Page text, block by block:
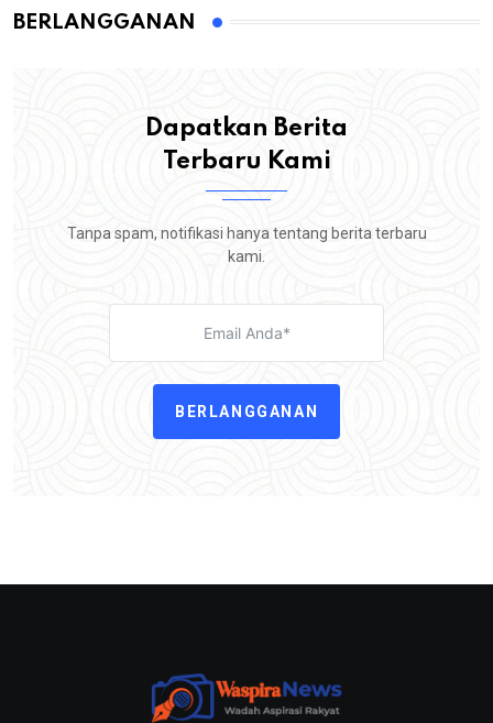
BERLANGGANAN
Dapatkan Berita
Terbaru Kami
Tanpa spam, notifikasi hanya tentang berita terbaru
kami.
BERLANGGANAN